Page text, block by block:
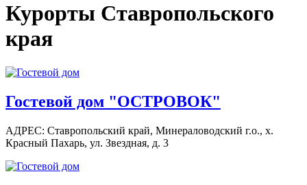
Курорты Ставропольского
края
Гостевой дом "ОСТРОВОК"
АДРЕС: Ставропольский край, Минераловодский г.о., х.
Красный Пахарь, ул. Звездная, д. 3